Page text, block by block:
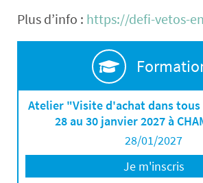
Plus d’info : https://defi-vetos-
Atelier "Visite d'achat dans tous
28 au 30 janvier 2027 à
28/01/2027
Je m'inscris